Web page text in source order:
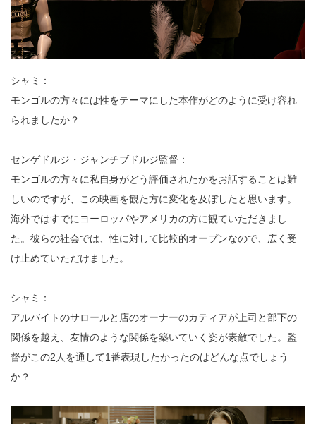
シャミ：
モンゴルの方々には性をテーマにした本作がどのように受け容れ
られましたか？
センゲドルジ・ジャンチブドルジ監督：
モンゴルの方々に私自身がどう評価されたかをお話することは難
しいのですが、この映画を観た方に変化を及ぼしたと思います。
海外ではすでにヨーロッパやアメリカの方に観ていただきまし
た。彼らの社会では、性に対して比較的オープンなので、広く受
け止めていただけました。
シャミ：
アルバイトのサロールと店のオーナーのカティアが上司と部下の
関係を越え、友情のような関係を築いていく姿が素敵でした。監
督がこの2人を通して1番表現したかったのはどんな点でしょう
か？